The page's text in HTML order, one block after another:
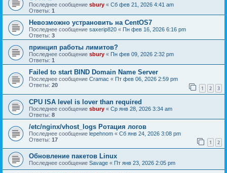
Последнее сообщение sbury « Сб фев 21, 2026 4:41 am
Ответы: 1
Невозможно устрановить на CentOS7
Последнее сообщение saxerip820 « Пн фев 16, 2026 6:16 pm
Ответы: 3
принцип работы лимитов?
Последнее сообщение sbury « Пн фев 09, 2026 2:32 pm
Ответы: 1
Failed to start BIND Domain Name Server
Последнее сообщение Cramac « Пт фев 06, 2026 2:59 pm
Ответы: 20 1 2 3
CPU ISA level is lover than required
Последнее сообщение sbury « Ср янв 28, 2026 3:34 am
Ответы: 8
/etc/nginx/vhost_logs Ротация логов
Последнее сообщение lepehnom « Сб янв 24, 2026 3:08 pm
Ответы: 17 1 2
Обновление пакетов Linux
Последнее сообщение Savage « Пт янв 23, 2026 2:05 pm